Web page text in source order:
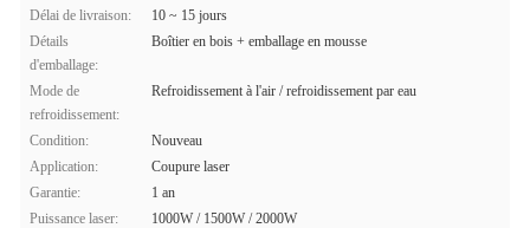
Délai de livraison:
10 ~ 15 jours
Détails
d'emballage:
Boîtier en bois + emballage en mousse
Mode de
refroidissement:
Refroidissement à l'air / refroidissement par eau
Condition:
Nouveau
Application:
Coupure laser
Garantie:
1 an
Puissance laser:
1000W / 1500W / 2000W